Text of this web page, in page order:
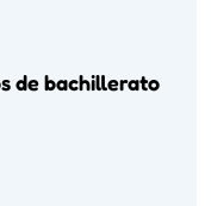
de bachillerato